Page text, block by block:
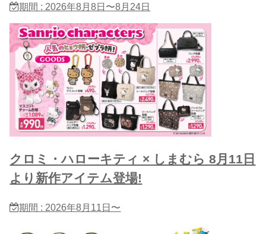
期間 : 2026年8月8日〜8月24日
クロミ・ハローキティ × しまむら 8月11日
より新作アイテム登場!
期間 : 2026年8月11日〜